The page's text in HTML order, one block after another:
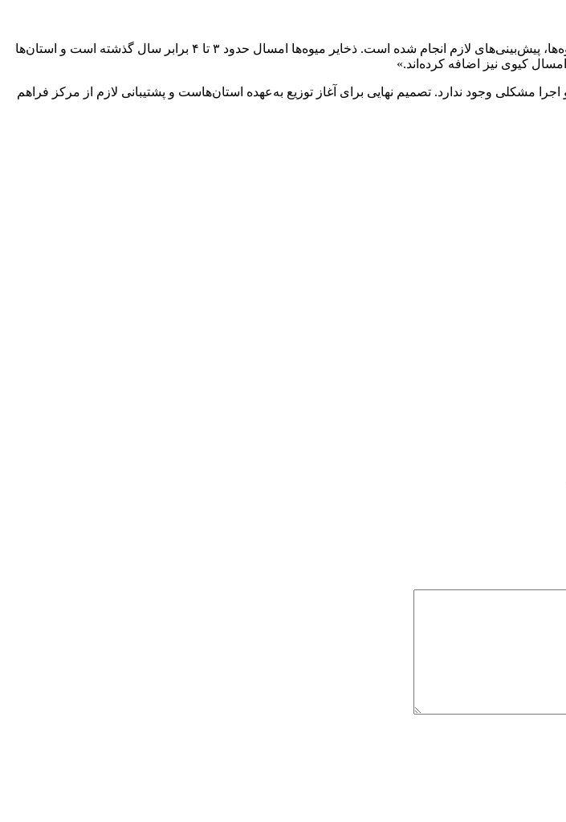
وی درباره برنامه تنظیم بازار شب عید گفت: «برای انواع کالاها، از جمله مواد پروتئینی، لبنیات و میوه‌ها، پیش‌بینی‌های لازم انجام شده است. ذخایر میوه‌ها امسال حدود ۳ تا ۴ برابر سال گذشته است و استان‌ها
کیوی نیز اضافه کرده‌اند.»
مشکلی وجود ندارد. تصمیم نهایی برای آغاز توزیع به‌عهده استان‌هاست و پشتیبانی لازم از مرکز فراهم